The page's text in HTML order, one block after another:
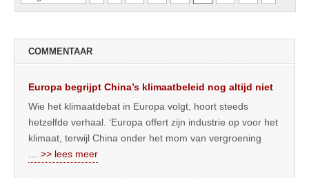
COMMENTAAR
Europa begrijpt China’s klimaatbeleid nog altijd niet
Wie het klimaatdebat in Europa volgt, hoort steeds
hetzelfde verhaal. ‘Europa offert zijn industrie op voor het
klimaat, terwijl China onder het mom van vergroening
… >> lees meer